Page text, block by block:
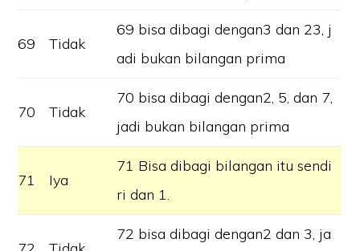
69 Tidak
69 bisa dibagi dengan3 dan 23, j
adi bukan bilangan prima
70 Tidak
70 bisa dibagi dengan2, 5, dan 7,
jadi bukan bilangan prima
71 Iya
71 Bisa dibagi bilangan itu sendi
ri dan 1.
72 bisa dibagi dengan2 dan 3, ja